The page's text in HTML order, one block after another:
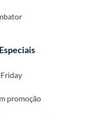
promoção